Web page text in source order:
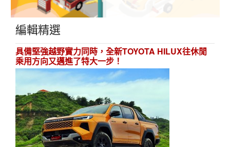
編輯精選
具備堅強越野實力同時，全新TOYOTA HILUX往休閒
乘用方向又邁進了特大一步！